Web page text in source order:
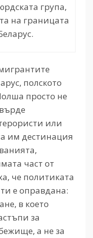
група,
на границата
полското
просто не
или
им дестинация
част от
че политиката
е оправдана:
в което
за
а не за